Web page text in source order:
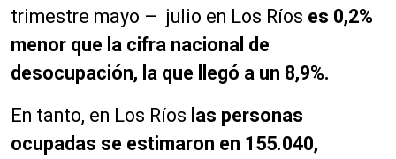
trimestre mayo – julio en Los Ríos es 0,2%
menor que la cifra nacional de
desocupación, la que llegó a un 8,9%.
En tanto, en Los Ríos las personas
ocupadas se estimaron en 155.040,